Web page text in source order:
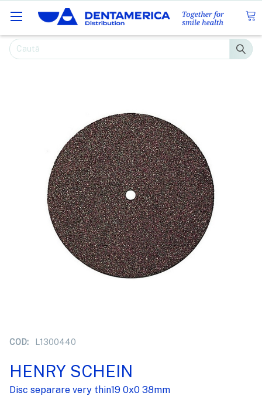
Caută
COD: L1300440
HENRY SCHEIN
Disc separare very thin19 0x0 38mm